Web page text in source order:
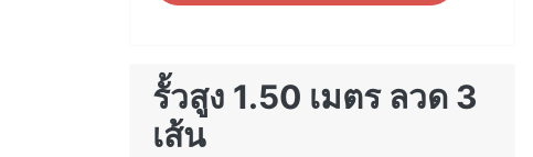
รั้วสูง 1.50 เมตร ลวด 3
เส้น